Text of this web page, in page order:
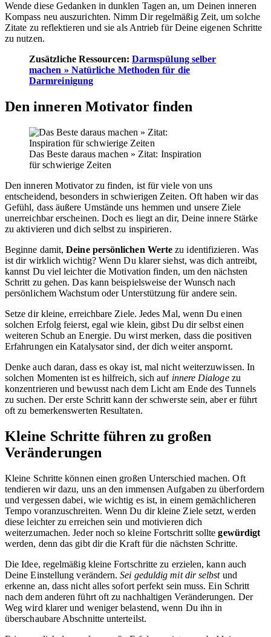
Wende diese Gedanken in dunklen Tagen an, um Deinen inneren
Kompass neu auszurichten. Nimm Dir regelmäßig Zeit, um solche
Zitate zu reflektieren und sie als Antrieb für Deine eigenen Schritte
zu nutzen.
Zusätzliche Ressourcen: Darmspülung selber
machen » Natürliche Methoden für die
Darmreinigung
Den inneren Motivator finden
Das Beste daraus machen » Zitat: Inspiration
für schwierige Zeiten
Den inneren Motivator zu finden, ist für viele von uns
entscheidend, besonders in schwierigen Zeiten. Oft haben wir das
Gefühl, dass äußere Umstände uns hemmen und unsere Ziele
unerreichbar erscheinen. Doch es liegt an dir, Deine innere Stärke
zu aktivieren und dich selbst zu inspirieren.
Beginne damit,Deine persönlichen Werte zu identifizieren. Was
ist dir wirklich wichtig? Wenn Du klarer siehst, was dich antreibt,
kannst Du viel leichter die Motivation finden, um den nächsten
Schritt zu gehen. Das kann beispielsweise der Wunsch nach
persönlichem Wachstum oder Unterstützung für andere sein.
Setze dir kleine, erreichbare Ziele. Jedes Mal, wenn Du einen
solchen Erfolg feierst, egal wie klein, gibst Du dir selbst einen
weiteren Schub an Energie. Du wirst merken, dass die positiven
Erfahrungen ein Katalysator sind, der dich weiter anspornt.
Denke auch daran, dass es okay ist, mal nicht weiterzuwissen. In
solchen Momenten ist es hilfreich, sich auf innere Dialogezu
konzentrieren und bewusst nach dem Licht am Ende des Tunnels
zu suchen. Der erste Schritt kann der schwerste sein, aber er führt
oft zu bemerkenswerten Resultaten.
Kleine Schritte führen zu großen
Veränderungen
Kleine Schritte können einen großen Unterschied machen. Oft
tendieren wir dazu, uns an den immensen Aufgaben zu überfordern
und vergessen dabei, wie wichtig es ist, in einem gemächlicheren
Tempo voranzuschreiten. Wenn Du dir kleine Ziele setzt, werden
diese leichter zu erreichen sein und motivieren dich
weiterzumachen. Jeder noch so kleine Fortschritt solltegewürdigt
werden, denn das gibt dir die Kraft für die nächsten Schritte.
Die Idee, regelmäßig kleine Fortschritte zu erzielen, kann auch
Deine Einstellung verändern.Sei geduldig mit dir selbstund
erkenne an, dass nicht alles sofort perfekt sein muss. Ein Schritt
nach dem anderen führt oft zu nachhaltigen Veränderungen. Der
Weg wird klarer und weniger belastend, wenn Du ihn in
überschaubare Abschnitte unterteilst.